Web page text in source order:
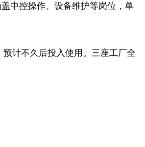
中控操作、设备维护等岗位，单
计不久后投入使用。三座工厂全